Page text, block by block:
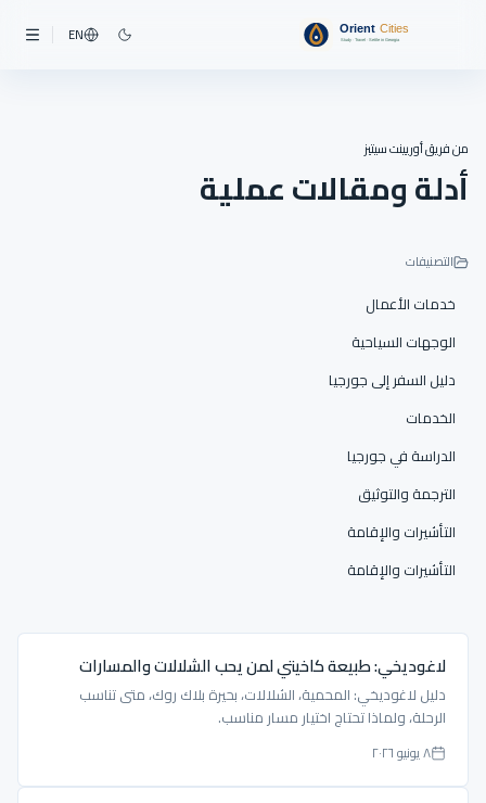
EN
من فريق أوريينت سيتيز
أدلة ومقالات عملية
التصنيفات
خدمات الأعمال
الوجهات السياحية
دليل السفر إلى جورجيا
الخدمات
الدراسة في جورجيا
الترجمة والتوثيق
التأشيرات والإقامة
التأشيرات والإقامة
لاغوديخي: طبيعة كاخيتي لمن يحب الشلالات والمسارات
دليل لاغوديخي: المحمية، الشلالات، بحيرة بلاك روك، متى تناسب
الرحلة، ولماذا تحتاج اختيار مسار مناسب.
٨ يونيو ٢٠٢٦